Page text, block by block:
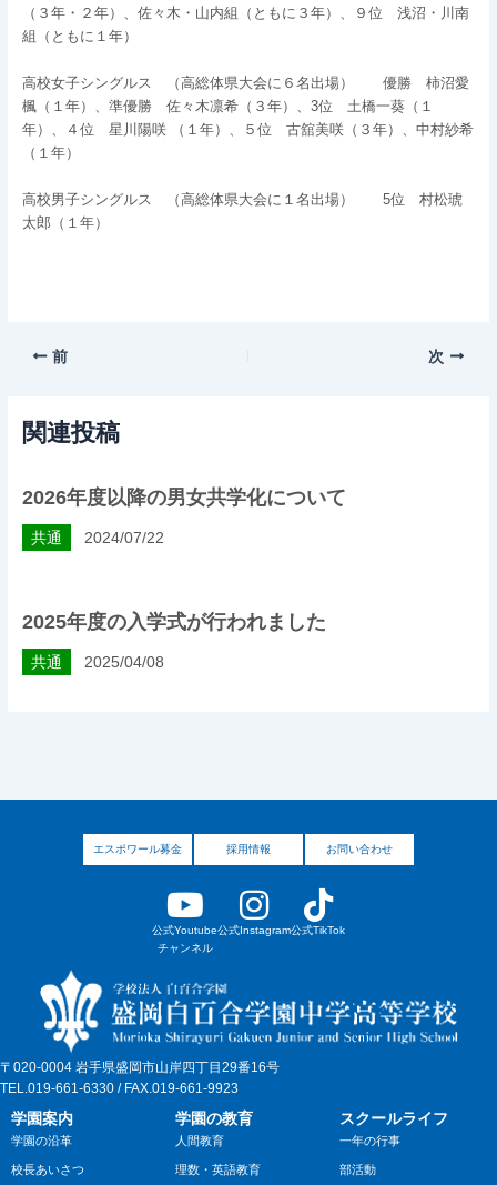
（３年・２年）、佐々木・山内組（ともに３年）、９位 浅沼・川南
組（ともに１年）
高校女子シングルス （高総体県大会に６名出場） 優勝 柿沼愛
楓（１年）、準優勝 佐々木凛希（３年）、3位 土橋一葵（１
年）、４位 星川陽咲 （１年）、５位 古舘美咲（３年）、中村紗希
（１年）
高校男子シングルス （高総体県大会に１名出場） 5位 村松琥
太郎（１年）
前 次
関連投稿
2026年度以降の男女共学化について
共通 2024/07/22
2025年度の入学式が行われました
共通 2025/04/08
エスポワール募金 採用情報 お問い合わせ
公式Youtube
チャンネル
公式Instagram公式TikTok
〒020-0004 岩手県盛岡市山岸四丁目29番16号
TEL.019-661-6330 / FAX.019-661-9923
学園案内
学園の沿革
校長あいさつ
学園の教育
人間教育
理数・英語教育
スクールライフ
一年の行事
部活動